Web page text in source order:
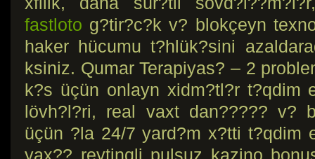
fastloto g?tir?c?k v? blokçeyn
haker hücumu t?hlük?sini
ksiniz. Qumar Terapiyas? – 2
k?s üçün onlayn xidm?tl?r t?qdim
lövh?l?ri, real vaxt dan????? v?
üçün ?la 24/7 yard?m x?tti t?qdim